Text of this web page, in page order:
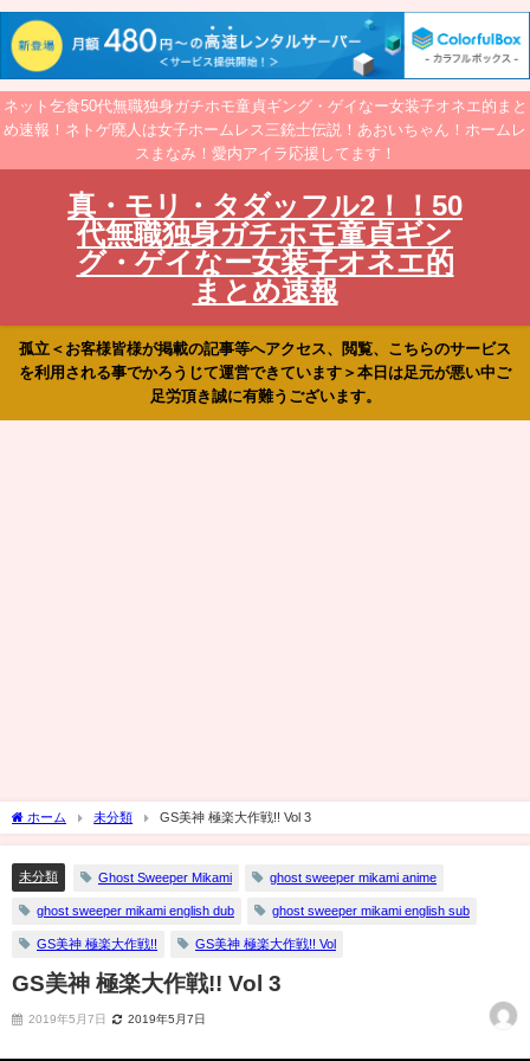
ネット乞食50代無職独身ガチホモ童貞ギング・ゲイなー女装子オネエ的まと
め速報！ネトゲ廃人は女子ホームレス三銃士伝説！あおいちゃん！ホームレ
スまなみ！愛内アイラ応援してます！
真・モリ・タダッフル2！！50
代無職独身ガチホモ童貞ギン
グ・ゲイなー女装子オネエ的
まとめ速報
孤立＜お客様皆様が掲載の記事等へアクセス、閲覧、こちらのサービス
を利用される事でかろうじて運営できています＞本日は足元が悪い中ご
足労頂き誠に有難うございます。
ホーム 未分類 GS美神 極楽大作戦!! Vol 3
未分類 Ghost Sweeper Mikami ghost sweeper mikami anime
ghost sweeper mikami english dub ghost sweeper mikami english sub
GS美神 極楽大作戦!! GS美神 極楽大作戦!! Vol
GS美神 極楽大作戦!! Vol 3
2019年5月7日 2019年5月7日